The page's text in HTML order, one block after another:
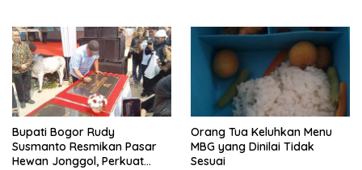
Bupati Bogor Rudy
Susmanto Resmikan Pasar
Hewan Jonggol, Perkuat
Orang Tua Keluhkan Menu
MBG yang Dinilai Tidak
Sesuai